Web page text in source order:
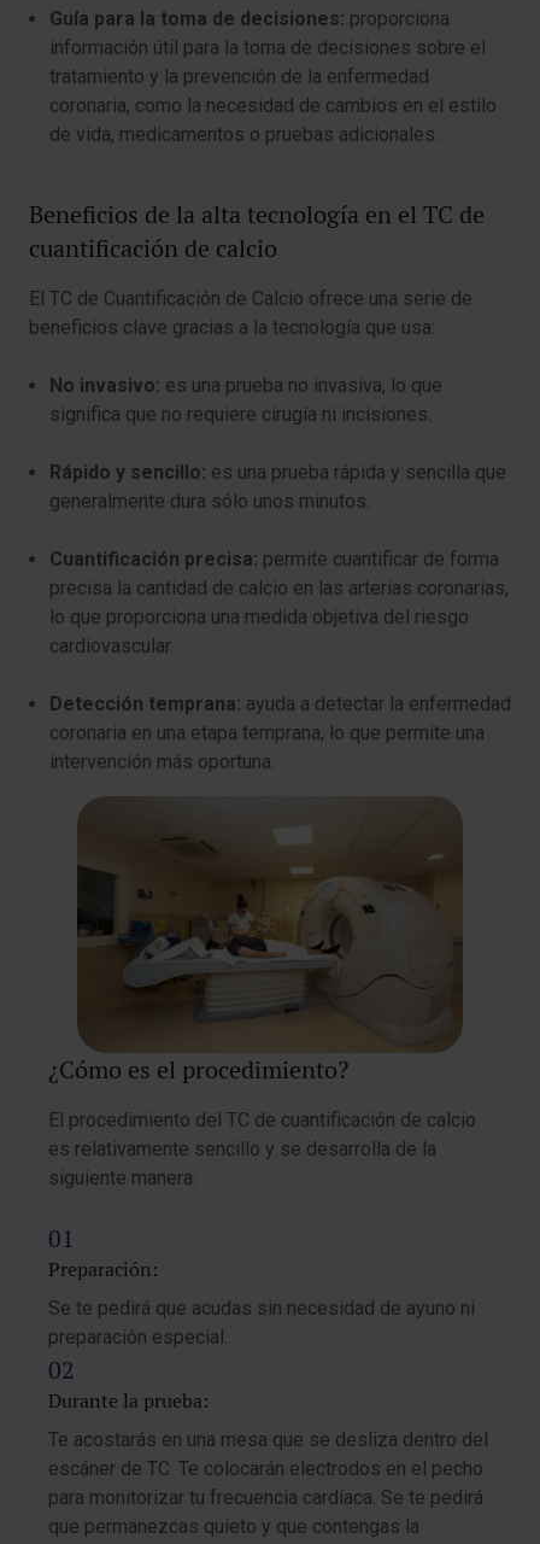
Guía para la toma de decisiones: proporciona
información útil para la toma de decisiones sobre el
tratamiento y la prevención de la enfermedad
coronaria, como la necesidad de cambios en el estilo
de vida, medicamentos o pruebas adicionales.
Beneficios de la alta tecnología en el TC de
cuantificación de calcio
El TC de Cuantificación de Calcio ofrece una serie de
beneficios clave gracias a la tecnología que usa:
No invasivo: es una prueba no invasiva, lo que
significa que no requiere cirugía ni incisiones.
Rápido y sencillo: es una prueba rápida y sencilla que
generalmente dura sólo unos minutos.
Cuantificación precisa: permite cuantificar de forma
precisa la cantidad de calcio en las arterias coronarias,
lo que proporciona una medida objetiva del riesgo
cardiovascular.
Detección temprana: ayuda a detectar la enfermedad
coronaria en una etapa temprana, lo que permite una
intervención más oportuna.
¿Cómo es el procedimiento?
El procedimiento del TC de cuantificación de calcio
es relativamente sencillo y se desarrolla de la
siguiente manera:
Preparación:
Se te pedirá que acudas sin necesidad de ayuno ni
preparación especial.
Durante la prueba:
Te acostarás en una mesa que se desliza dentro del
escáner de TC. Te colocarán electrodos en el pecho
para monitorizar tu frecuencia cardíaca. Se te pedirá
que permanezcas quieto y que contengas la